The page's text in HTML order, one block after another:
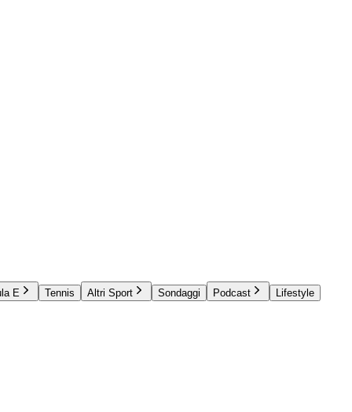
E Tennis Altri Sport Sondaggi Podcast
Lifestyle